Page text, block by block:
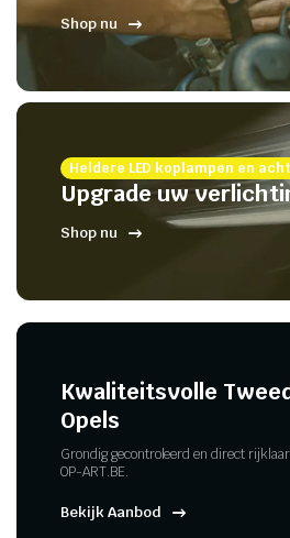
Shop nu
Heldere LED koplampen en
Upgrade uw
Shop nu
Kwaliteitsvolle
Opels
Grondig gecontroleerd en direct
OP-ART.BE.
Bekijk Aanbod